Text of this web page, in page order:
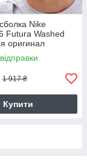
Nike
Futura Washed
оригинал
1 917 ₴
Купити